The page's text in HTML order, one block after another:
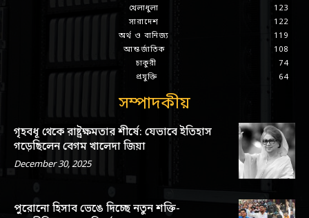
খেলাধুলা
123
সারাদেশ
122
অর্থ ও বানিজ্য
119
আন্তর্জাতিক
108
চাকুরী
74
প্রযুক্তি
64
সম্পাদকীয়
গৃহবধূ থেকে রাষ্ট্রক্ষমতার শীর্ষে: যেভাবে ইতিহাস
গড়েছিলেন বেগম খালেদা জিয়া
December 30, 2025
পুরোনো হিসাব ভেঙে দিচ্ছে নতুন শক্তি-